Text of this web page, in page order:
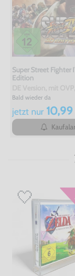
Super Street Fighter
Edition
Bald wieder da
jetzt nur